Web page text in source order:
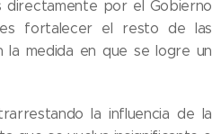
directamente por el Gobierno
fortalecer el resto de las
la medida en que se logre un
la influencia de la